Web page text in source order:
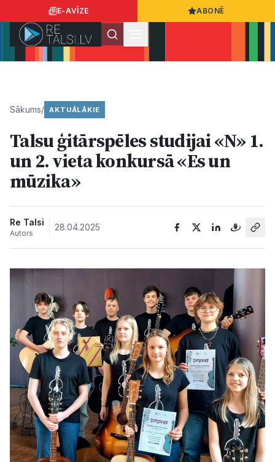
E-AVĪZE ABONĒ
Ziņas
Kultūra
Bizness
Video
Vieta
Sākums/ AKTUĀLĀKIE
Talsu ģitārspēles studijai «N» 1.
un 2. vieta konkursā «Es un
mūzika»
Re Talsi
Autors
28.04.2025